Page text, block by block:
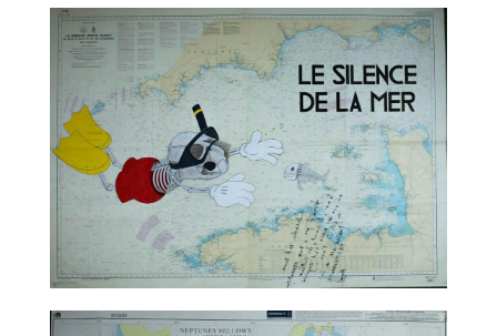
TALC02-05 – Marco Godinho
TALC02-06 – Nicolas Rubinstein